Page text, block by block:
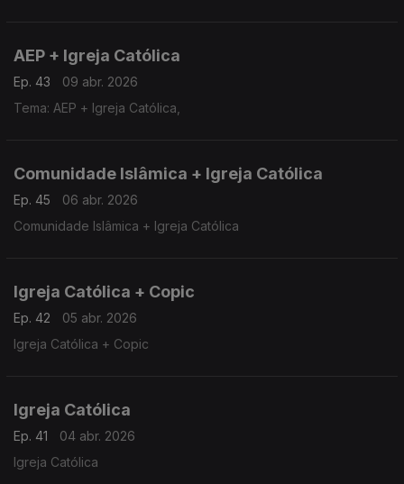
AEP + Igreja Católica
Ep. 43
09 abr. 2026
Tema: AEP + Igreja Católica,
Comunidade Islâmica + Igreja Católica
Ep. 45
06 abr. 2026
Comunidade Islâmica + Igreja Católica
Igreja Católica + Copic
Ep. 42
05 abr. 2026
Igreja Católica + Copic
Igreja Católica
Ep. 41
04 abr. 2026
Igreja Católica